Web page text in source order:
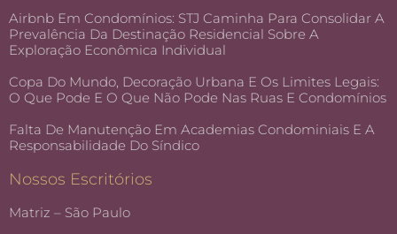
Airbnb Em Condomínios: STJ Caminha Para Consolidar A
Prevalência Da Destinação Residencial Sobre A
Exploração Econômica Individual
Copa Do Mundo, Decoração Urbana E Os Limites Legais:
O Que Pode E O Que Não Pode Nas Ruas E Condomínios
Falta De Manutenção Em Academias Condominiais E A
Responsabilidade Do Síndico
Nossos Escritórios
Matriz – São Paulo